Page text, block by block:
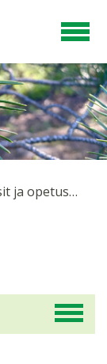
Verkkokurssit ja opetusmateriaalit